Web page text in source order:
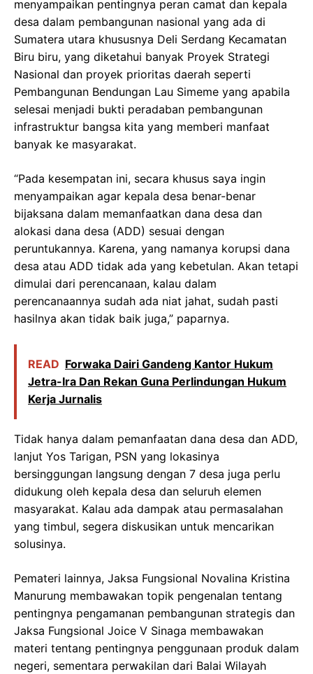
menyampaikan pentingnya peran camat dan kepala
desa dalam pembangunan nasional yang ada di
Sumatera utara khususnya Deli Serdang Kecamatan
Biru biru, yang diketahui banyak Proyek Strategi
Nasional dan proyek prioritas daerah seperti
Pembangunan Bendungan Lau Simeme yang apabila
selesai menjadi bukti peradaban pembangunan
infrastruktur bangsa kita yang memberi manfaat
banyak ke masyarakat.
“Pada kesempatan ini, secara khusus saya ingin
menyampaikan agar kepala desa benar-benar
bijaksana dalam memanfaatkan dana desa dan
alokasi dana desa (ADD) sesuai dengan
peruntukannya. Karena, yang namanya korupsi dana
desa atau ADD tidak ada yang kebetulan. Akan tetapi
dimulai dari perencanaan, kalau dalam
perencanaannya sudah ada niat jahat, sudah pasti
hasilnya akan tidak baik juga,” paparnya.
READ Forwaka Dairi Gandeng Kantor Hukum
Jetra-Ira Dan Rekan Guna Perlindungan Hukum
Kerja Jurnalis
Tidak hanya dalam pemanfaatan dana desa dan ADD,
lanjut Yos Tarigan, PSN yang lokasinya
bersinggungan langsung dengan 7 desa juga perlu
didukung oleh kepala desa dan seluruh elemen
masyarakat. Kalau ada dampak atau permasalahan
yang timbul, segera diskusikan untuk mencarikan
solusinya.
Pemateri lainnya, Jaksa Fungsional Novalina Kristina
Manurung membawakan topik pengenalan tentang
pentingnya pengamanan pembangunan strategis dan
Jaksa Fungsional Joice V Sinaga membawakan
materi tentang pentingnya penggunaan produk dalam
negeri, sementara perwakilan dari Balai Wilayah